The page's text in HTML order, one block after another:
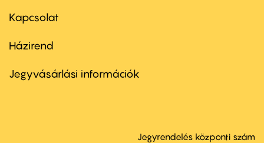
firstKapcsolat
Footer
second
Házirend
Jegyvásárlási információk
Jegyrendelés központi szám